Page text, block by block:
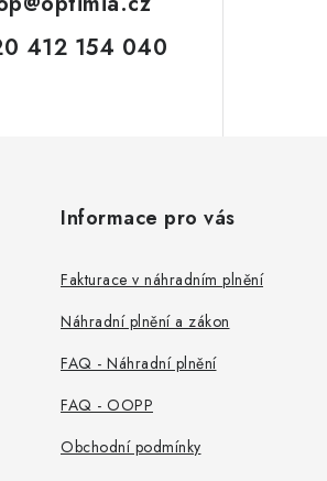
412 154 040
Informace pro vás
Fakturace v náhradním plnění
Náhradní plnění a zákon
FAQ - Náhradní plnění
FAQ - OOPP
Obchodní podmínky